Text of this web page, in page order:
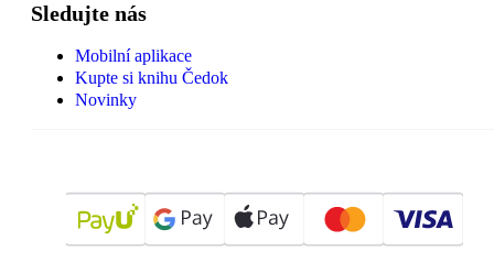
Sledujte nás
Mobilní aplikace
Kupte si knihu Čedok
Novinky